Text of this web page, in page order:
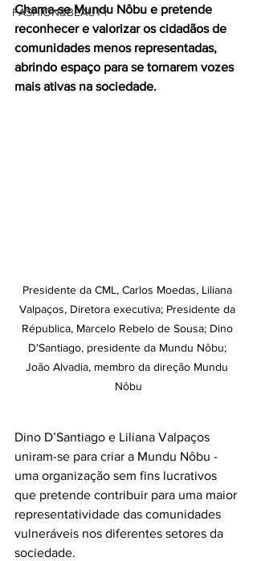
FASHION&BEAUTY
Chama-se Mundu Nôbu e pretende
reconhecer e valorizar os cidadãos de
comunidades menos representadas,
abrindo espaço para se tornarem vozes
mais ativas na sociedade.
Presidente da CML, Carlos Moedas, Liliana
Valpaços, Diretora executiva; Presidente da
Républica, Marcelo Rebelo de Sousa; Dino
D'Santiago, presidente da Mundu Nôbu;
João Alvadia, membro da direção Mundu
Nôbu
Dino D’Santiago e Liliana Valpaços
uniram-se para criar a Mundu Nôbu -
uma organização sem fins lucrativos
que pretende contribuir para uma maior
representatividade das comunidades
vulneráveis nos diferentes setores da
sociedade.